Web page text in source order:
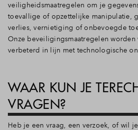
veiligheidsmaatregelen om je
toevallige of opzettelijke manipulatie,
verlies, vernietiging of onbevoegde
Onze beveiligingsmaatregelen
verbeterd in lijn met technologische
WAAR KUN JE
VRAGEN?
Heb je een vraag, een verzoek, of wil